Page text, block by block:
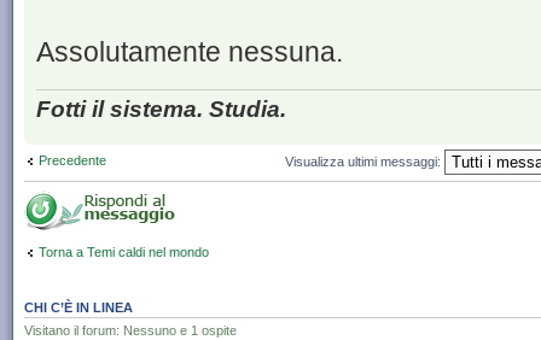
Assolutamente nessuna.
Fotti il sistema. Studia.
Precedente Visualizza ultimi messaggi:
Torna a Temi caldi nel mondo
CHI C’È IN LINEA
Visitano il forum: Nessuno e 1 ospite